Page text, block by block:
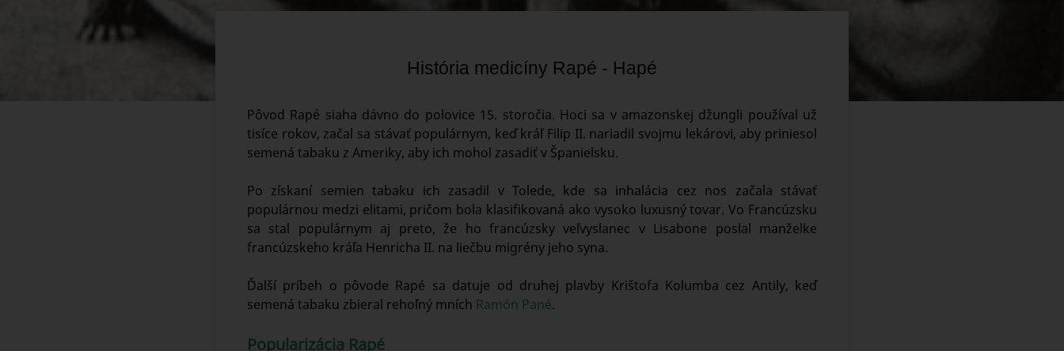
História medicíny Rapé - Hapé
Pôvod Rapé siaha dávno do polovice 15. storočia. Hoci sa v amazonskej džungli používal už
tisíce rokov, začal sa stávať populárnym, keď kráľ Filip II. nariadil svojmu lekárovi, aby priniesol
semená tabaku z Ameriky, aby ich mohol zasadiť v Španielsku.
Po získaní semien tabaku ich zasadil v Tolede, kde sa inhalácia cez nos začala stávať
populárnou medzi elitami, pričom bola klasifikovaná ako vysoko luxusný tovar. Vo Francúzsku
sa stal populárnym aj preto, že ho francúzsky veľvyslanec v Lisabone poslal manželke
francúzskeho kráľa Henricha II. na liečbu migrény jeho syna.
Ďalší príbeh o pôvode Rapé sa datuje od druhej plavby Krištofa Kolumba cez Antily, keď
semená tabaku zbieral rehoľný mních Ramón Pané.
Popularizácia Rapé